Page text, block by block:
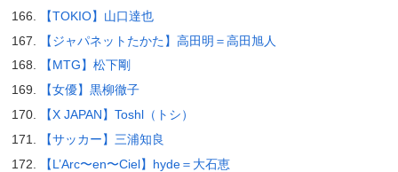
【TOKIO】山口達也
【ジャパネットたかた】高田明＝高田旭人
【MTG】松下剛
【女優】黒柳徹子
【X JAPAN】Toshl（トシ）
【サッカー】三浦知良
【L’Arc〜en〜Ciel】hyde＝大石恵